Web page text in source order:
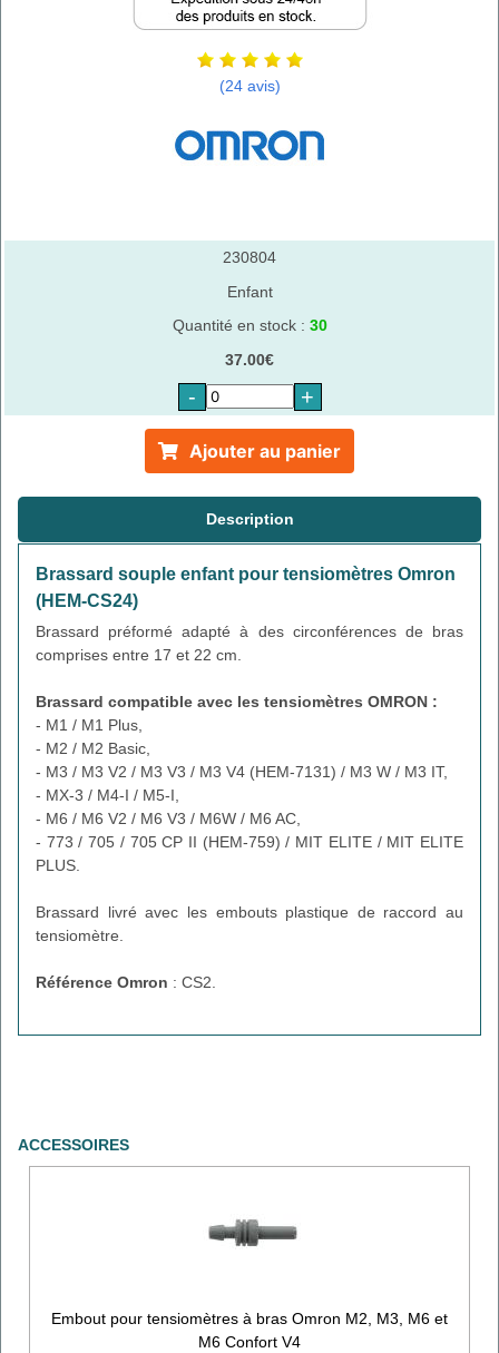
(24 avis)
230804
Enfant
Quantité en stock : 30
37.00€
- +
Ajouter au panier
Description
Brassard souple enfant pour tensiomètres Omron
(HEM-CS24)
Brassard préformé adapté à des circonférences de bras
comprises entre 17 et 22 cm.
Brassard compatible avec les tensiomètres OMRON :
- M1 / M1 Plus,
- M2 / M2 Basic,
- M3 / M3 V2 / M3 V3 / M3 V4 (HEM-7131) / M3 W / M3 IT,
- MX-3 / M4-I / M5-I,
- M6 / M6 V2 / M6 V3 / M6W / M6 AC,
- 773 / 705 / 705 CP II (HEM-759) / MIT ELITE / MIT ELITE
PLUS.
Brassard livré avec les embouts plastique de raccord au
tensiomètre.
Référence Omron : CS2.
ACCESSOIRES
Embout pour tensiomètres à bras Omron M2, M3, M6 et
M6 Confort V4